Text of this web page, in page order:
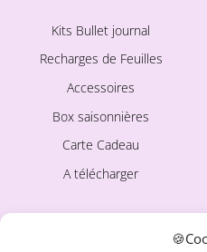
Kits Bullet journal
Recharges de Feuilles
Accessoires
Box saisonnières
Carte Cadeau
A télécharger